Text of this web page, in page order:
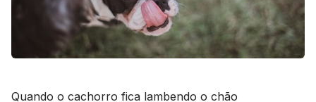
Quando o cachorro fica lambendo o chão